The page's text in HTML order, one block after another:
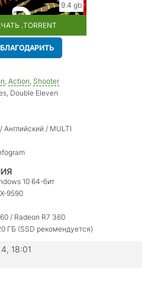
9.4 gb
.TORRENT
, Action, Shooter
Double Eleven
Английский / MULTI
10 64-бит
9590
/ Radeon R7 360
ГБ (SSD рекомендуется)
18:01